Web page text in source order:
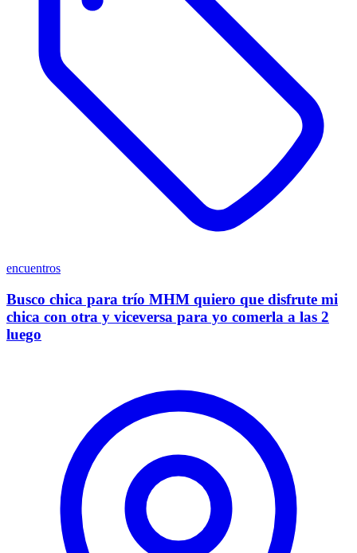
encuentros
Busco chica para trío MHM quiero que disfrute mi
chica con otra y viceversa para yo comerla a las 2
luego